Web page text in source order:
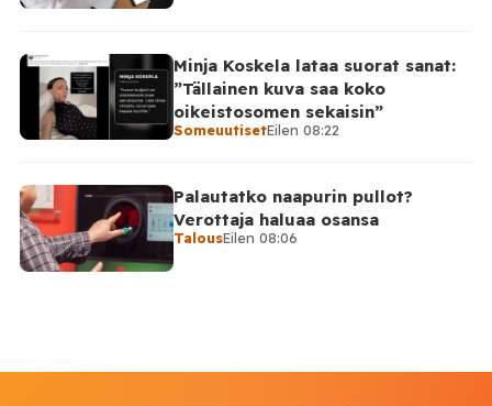
Minja Koskela lataa suorat sanat:
”Tällainen kuva saa koko
oikeistosomen sekaisin”
SomeuutisetEilen 08:22
Palautatko naapurin pullot?
Verottaja haluaa osansa
TalousEilen 08:06